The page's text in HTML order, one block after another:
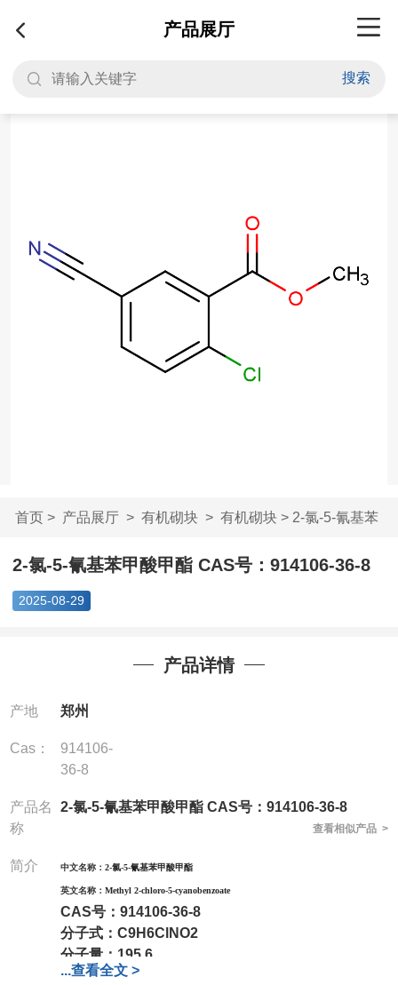
产品展厅
搜索
首页> 产品展厅> 有机砌块> 有机砌块> 2-氯-5-氰基苯
甲酸甲酯 CAS...
2-氯-5-氰基苯甲酸甲酯 CAS号：914106-36-8
2025-08-29
产品详情
产地 郑州
Cas：
914106-
36-8
产品名
称
2-氯-5-氰基苯甲酸甲酯 CAS号：914106-36-8
查看相似产品 >
简介 中文名称： 2-氯-5-氰基苯甲酸甲酯
英文名称： Methyl 2-chloro-5-cyanobenzoate
CAS号： 914106-36-8
分子式： C9H6ClNO2
分子量： 195.6
包装：1Mg ; 5Mg;10Mg ;100Mg;250Mg ;500Mg
...查看全文 >